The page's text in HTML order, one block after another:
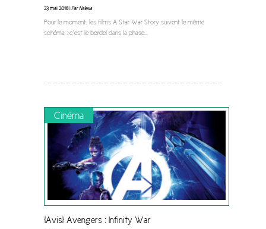
23 mai 2018 |Par Nalexa
Pour le moment, les films A Star War Story suivent le même
schéma : c’est le bordel dans la phase...
Cinéma
[Avis] Avengers : Infinity War